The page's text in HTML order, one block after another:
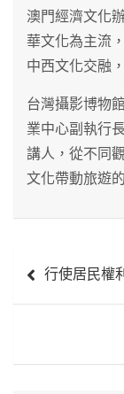
澳門經濟文化
華文化為主流
中西文化交融
台灣攝影博物
業中心副執行
講人，從不同
文化帶動旅遊
章 行使居民權